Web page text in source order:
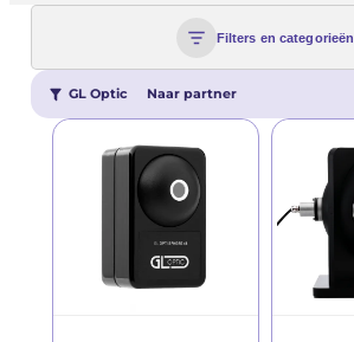
Filters en categorieën
GL Optic Naar partner